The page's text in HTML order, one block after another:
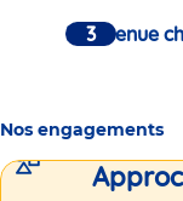
Bienvenue
Nos engagements